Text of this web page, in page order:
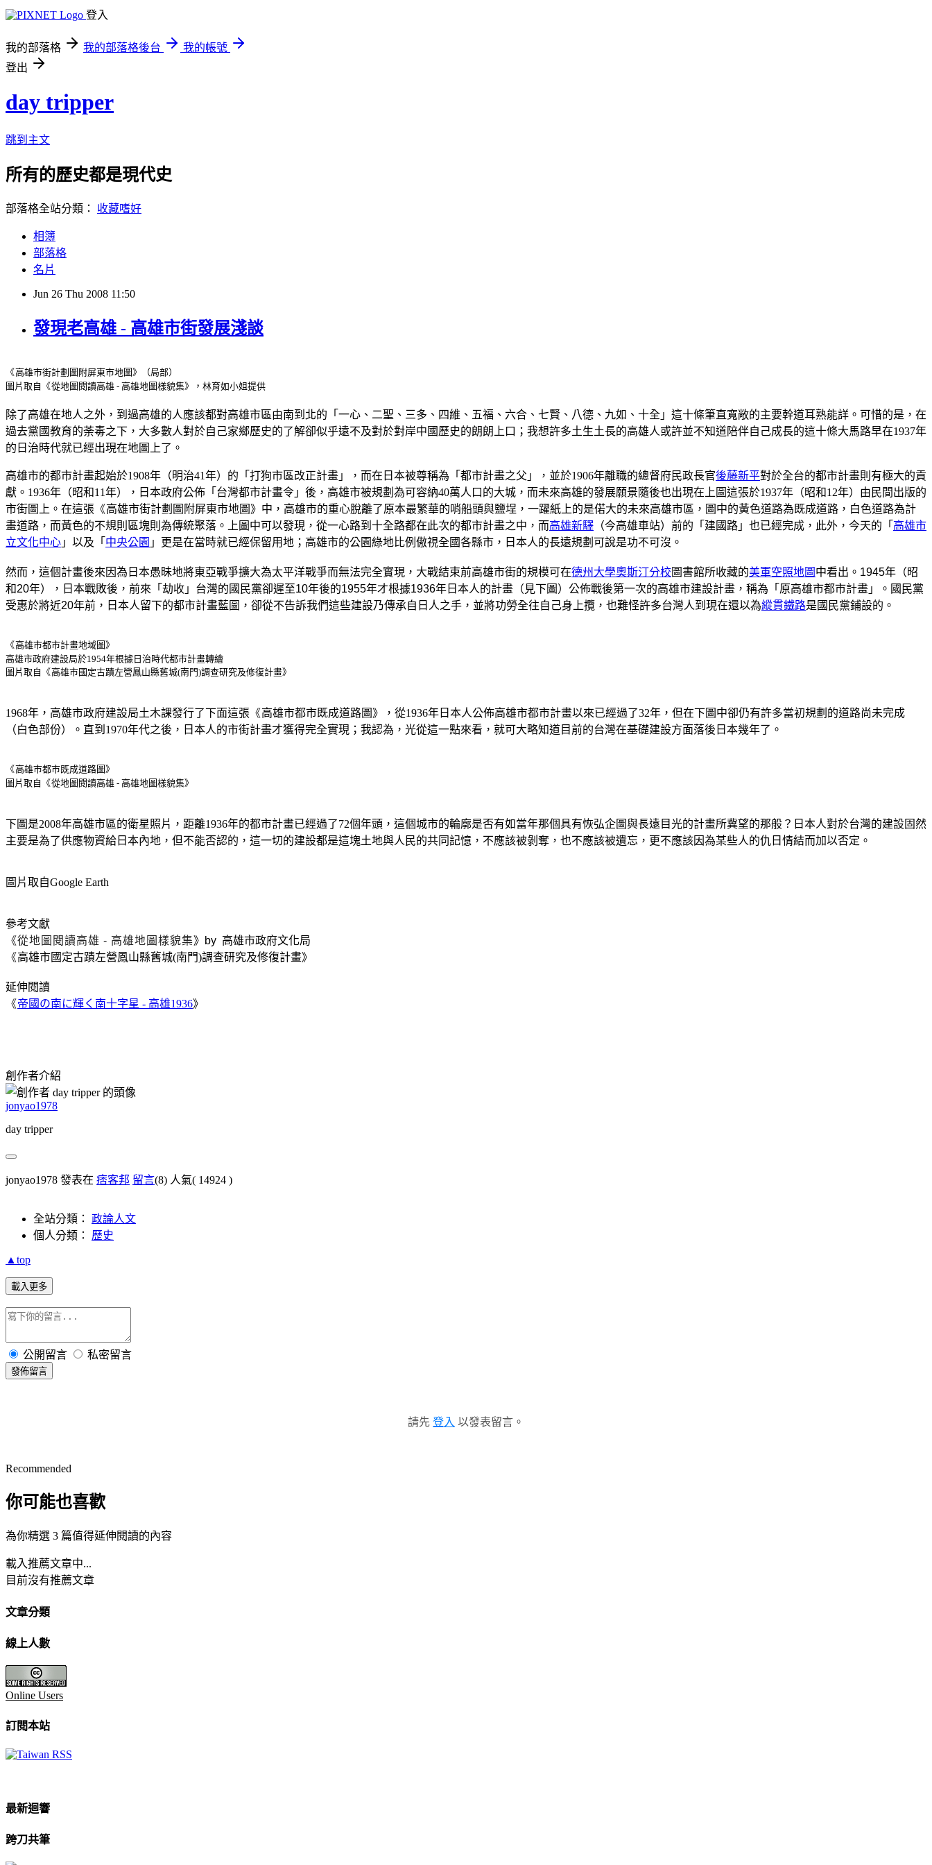
登入
我的部落格 我的部落格後台
我的帳號
登出
day tripper
跳到主文
所有的歷史都是現代史
部落格全站分類： 收藏嗜好
相簿
部落格
名片
Jun 26 Thu 2008 11:50
發現老高雄 - 高雄市街發展淺談
《高雄市街計劃圖附屏東市地圖》（局部）
圖片取自 《從地圖閱讀高雄 - 高雄地圖樣貌集》，林育如小姐提供
除了高雄在地人之外，到過高雄的人應該都對高雄市區由南到北的「一心、二聖、三多、四維、五福、六合、七賢、八德、九如、十全」這十條筆直寬敞的主要幹道耳熟能詳。可惜的是，在
過去黨國教育的荼毒之下，大多數人對於自己家鄉歷史的了解卻似乎遠不及對於對岸中國歷史的朗朗上口；我想許多土生土長的高雄人或許並不知道陪伴自己成長的這十條大馬路早在1937年
的日治時代就已經出現在地圖上了。
高雄市的都市計畫起始於1908年（明治41年）的「打狗市區改正計畫」，而在日本被尊稱為「都市計畫之父」，並於1906年離職的總督府民政長官後藤新平對於全台的都市計畫則有極大的貢
獻。1936年（昭和11年），日本政府公佈「台灣都市計畫令」後，高雄市被規劃為可容納40萬人口的大城，而未來高雄的發展願景隨後也出現在上圖這張於1937年（昭和12年）由民間出版的
市街圖上。在這張 《高雄市街計劃圖附屏東市地圖 》 中，高雄市的重心脫離了原本最繁華的哨船頭與鹽埕，一躍紙上的是偌大的未來高雄市區，圖中的黃色道路為既成道路，白色道路為計
畫道路，而黃色的不規則區塊則為傳統聚落。上圖中可以發現，從一心路到十全路都在此次的都市計畫之中，而高雄新驛 （今高雄車站）前的「建國路」也已經完成，此外，今天的「 高雄市
立文化中心 」以及「 中央公園 」更是在當時就已經保留用地；高雄市的公園綠地比例傲視全國各縣市，日本人的長遠規劃可說是功不可沒。
然而，這個計畫後來因為日本愚昧地將東亞戰爭擴大為太平洋戰爭而無法完全實現，大戰結束前高雄市街的規模可在德州大學奧斯汀分校圖書館所收藏的美軍空照地圖 中看出。1945年（昭
和20年），日本戰敗後，前來「劫收」台灣的國民黨卻遲至10年後的1955年才根據1936年日本人的計畫（見下圖）公佈戰後第一次的高雄市建設計畫，稱為「原高雄市都市計畫」。國民黨
受惠於將近20年前，日本人留下的都市計畫藍圖，卻從不告訴我們這些建設乃傳承自日人之手，並將功勞全往自己身上攬，也難怪許多台灣人到現在還以為縱貫鐵路是國民黨鋪設的。
《高雄市都市計畫地域圖》
高雄市政府建設局於1954年根據日治時代都市計畫轉繪
圖片 取自 《高雄市國定古蹟左營鳳山縣舊城(南門)調查研究及修復計畫》
1968年，高雄市政府建設局土木課發行了下面這張 《高雄市都市既成道路圖 》，從1936年日本人公佈高雄市都市計畫以來已經過了32年，但在下圖中卻仍有許多當初規劃的道路尚未完成
（白色部份）。直到1970年代之後，日本人的市街計畫才獲得完全實現；我認為，光從這一點來看，就可大略知道目前的台灣在基礎建設方面落後日本幾年了。
《高雄市都市既成道路圖》
圖片取自 《從地圖閱讀高雄 - 高雄地圖樣貌集》
下圖是2008年高雄市區的衛星照片，距離1936年的都市計畫已經過了72個年頭，這個城市的輪廓是否有如當年那個具有恢弘企圖與長遠目光的計畫所冀望的那般？日本人對於台灣的建設固然
主要是為了供應物資給日本內地，但不能否認的，這一切的建設都是這塊土地與人民的共同記憶，不應該被剝奪，也不應該被遺忘，更不應該因為某些人的仇日情結而加以否定。
圖片取自Google Earth
參考文獻
《從地圖閱讀高雄 - 高雄地圖樣貌集》by 高雄市政府文化局
《高雄市國定古蹟左營鳳山縣舊城(南門)調查研究及修復計畫》
延伸閱讀
《帝國の南に輝く南十字星 - 高雄1936》
創作者介紹
jonyao1978
day tripper
jonyao1978 發表在 痞客邦 留言(8) 人氣( 14924 )
全站分類： 政論人文
個人分類： 歷史
▲top
載入更多
公開留言 私密留言
發佈留言
請先 登入 以發表留言。
Recommended
你可能也喜歡
為你精選 3 篇值得延伸閱讀的內容
載入推薦文章中...
目前沒有推薦文章
文章分類
線上人數
Online Users
訂閱本站
最新迴響
跨刀共筆